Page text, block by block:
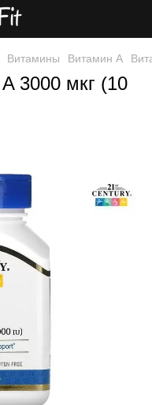
Витамины Витамин A
3000 мкг (10